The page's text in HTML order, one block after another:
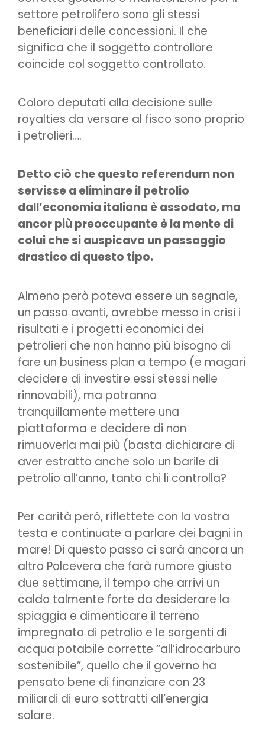
settore petrolifero sono gli stessi
beneficiari delle concessioni. Il che
significa che il soggetto controllore
coincide col soggetto controllato.
Coloro deputati alla decisione sulle
royalties da versare al fisco sono proprio
i petrolieri….
Detto ciò che questo referendum non
servisse a eliminare il petrolio
dall’economia italiana è assodato, ma
ancor più preoccupante è la mente di
colui che si auspicava un passaggio
drastico di questo tipo.
Almeno però poteva essere un segnale,
un passo avanti, avrebbe messo in crisi i
risultati e i progetti economici dei
petrolieri che non hanno più bisogno di
fare un business plan a tempo (e magari
decidere di investire essi stessi nelle
rinnovabili), ma potranno
tranquillamente mettere una
piattaforma e decidere di non
rimuoverla mai più (basta dichiarare di
aver estratto anche solo un barile di
petrolio all’anno, tanto chi li controlla?
Per carità però, riflettete con la vostra
testa e continuate a parlare dei bagni in
mare! Di questo passo ci sarà ancora un
altro Polcevera che farà rumore giusto
due settimane, il tempo che arrivi un
caldo talmente forte da desiderare la
spiaggia e dimenticare il terreno
impregnato di petrolio e le sorgenti di
acqua potabile corrette “all’idrocarburo
sostenibile”, quello che il governo ha
pensato bene di finanziare con 23
miliardi di euro sottratti all’energia
solare.